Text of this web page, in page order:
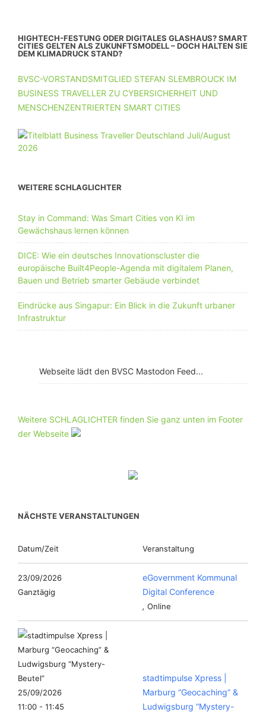
HIGHTECH-FESTUNG ODER DIGITALES GLASHAUS? SMART
CITIES GELTEN ALS ZUKUNFTSMODELL – DOCH HALTEN SIE
DEM KLIMADRUCK STAND?
BVSC-VORSTANDSMITGLIED STEFAN SLEMBROUCK IM
BUSINESS TRAVELLER ZU CYBERSICHERHEIT UND
MENSCHENZENTRIERTEN SMART CITIES
WEITERE SCHLAGLICHTER
Stay in Command: Was Smart Cities von KI im
Gewächshaus lernen können
DICE: Wie ein deutsches Innovationscluster die
europäische Built4People-Agenda mit digitalem Planen,
Bauen und Betrieb smarter Gebäude verbindet
Eindrücke aus Singapur: Ein Blick in die Zukunft urbaner
Infrastruktur
Webseite lädt den BVSC Mastodon Feed...
Weitere SCHLAGLICHTER finden Sie ganz unten im Footer
der Webseite
NÄCHSTE VERANSTALTUNGEN
Datum/Zeit Veranstaltung
23/09/2026
Ganztägig
eGovernment Kommunal
Digital Conference
, Online
25/09/2026
11:00 - 11:45
stadtimpulse Xpress |
Marburg “Geocaching” &
Ludwigsburg “Mystery-